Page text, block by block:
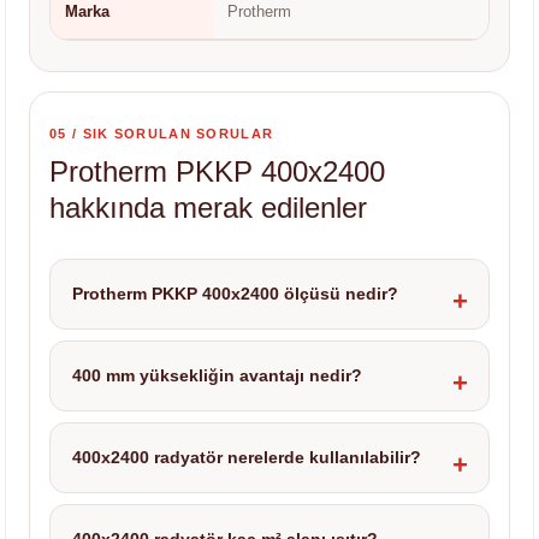
Marka Protherm
05 / SIK SORULAN SORULAR
Protherm PKKP 400x2400
hakkında merak edilenler
Protherm PKKP 400x2400 ölçüsü nedir?
400 mm yüksekliğin avantajı nedir?
400x2400 radyatör nerelerde kullanılabilir?